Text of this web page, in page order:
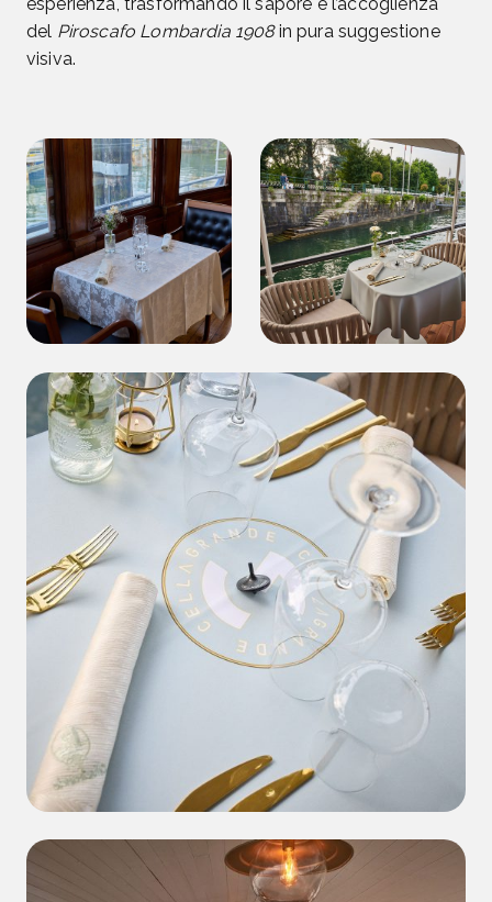
del Piroscafo Lombardia 1908in pura suggestione
visiva.